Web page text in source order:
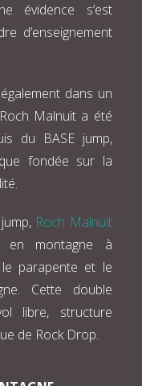
évidence s’est
d’enseignement
dans un
Malnuit a été
du BASE jump,
fondée sur la
Roch Malnuit
en montagne à
le parapente et le
Cette double
libre, structure
de Rock Drop.